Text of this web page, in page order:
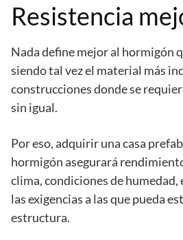
Resistencia
Nada define mejor al hormigón
siendo tal vez el material más
construcciones donde se
sin igual.
Por eso, adquirir una casa
hormigón asegurará
clima, condiciones de humedad,
las exigencias a las que pueda
estructura.